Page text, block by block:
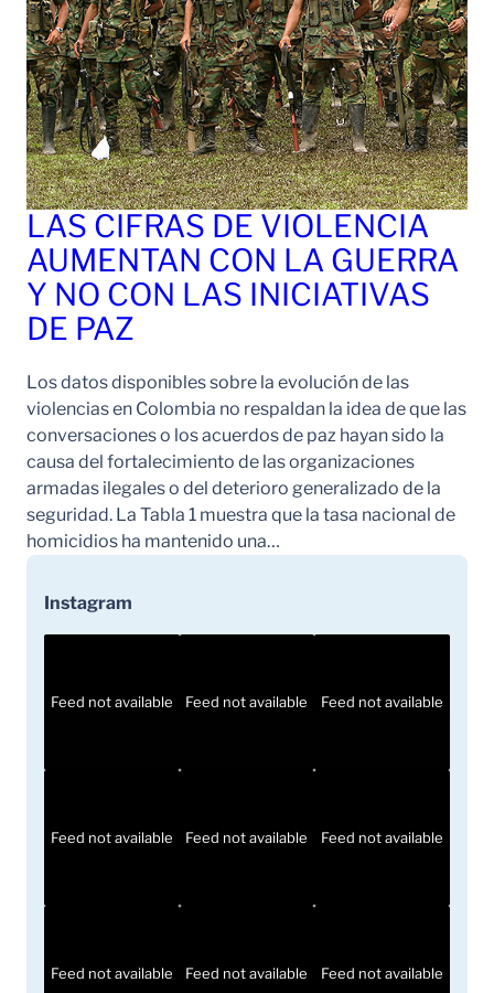
LAS CIFRAS DE VIOLENCIA
AUMENTAN CON LA GUERRA
Y NO CON LAS INICIATIVAS
DE PAZ
Los datos disponibles sobre la evolución de las
violencias en Colombia no respaldan la idea de que las
conversaciones o los acuerdos de paz hayan sido la
causa del fortalecimiento de las organizaciones
armadas ilegales o del deterioro generalizado de la
seguridad. La Tabla 1 muestra que la tasa nacional de
homicidios ha mantenido una…
Instagram
Feed not available Feed not available Feed not available
Feed not available Feed not available Feed not available
Feed not available Feed not available Feed not available